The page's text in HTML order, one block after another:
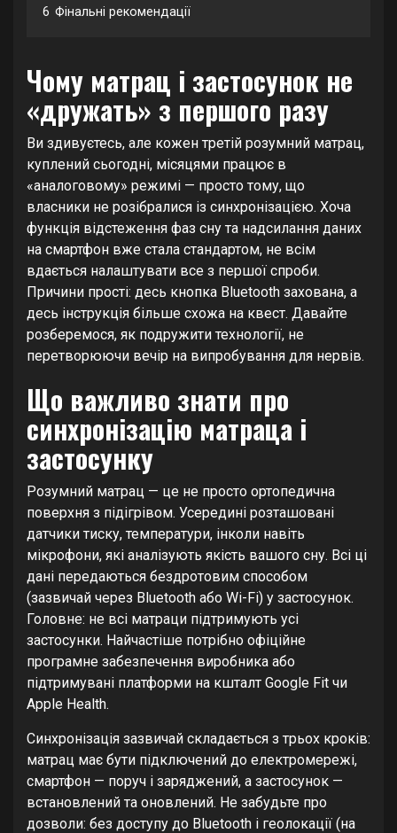
6 Фінальні рекомендації
Чому матрац і застосунок не
«дружать» з першого разу
Ви здивуєтесь, але кожен третій розумний матрац,
куплений сьогодні, місяцями працює в
«аналоговому» режимі — просто тому, що
власники не розібралися із синхронізацією. Хоча
функція відстеження фаз сну та надсилання даних
на смартфон вже стала стандартом, не всім
вдається налаштувати все з першої спроби.
Причини прості: десь кнопка Bluetooth захована, а
десь інструкція більше схожа на квест. Давайте
розберемося, як подружити технології, не
перетворюючи вечір на випробування для нервів.
Що важливо знати про
синхронізацію матраца і
застосунку
Розумний матрац — це не просто ортопедична
поверхня з підігрівом. Усередині розташовані
датчики тиску, температури, інколи навіть
мікрофони, які аналізують якість вашого сну. Всі ці
дані передаються бездротовим способом
(зазвичай через Bluetooth або Wi-Fi) у застосунок.
Головне: не всі матраци підтримують усі
застосунки. Найчастіше потрібно офіційне
програмне забезпечення виробника або
підтримувані платформи на кшталт Google Fit чи
Apple Health.
Синхронізація зазвичай складається з трьох кроків:
матрац має бути підключений до електромережі,
смартфон — поруч і заряджений, а застосунок —
встановлений та оновлений. Не забудьте про
дозволи: без доступу до Bluetooth і геолокації (на